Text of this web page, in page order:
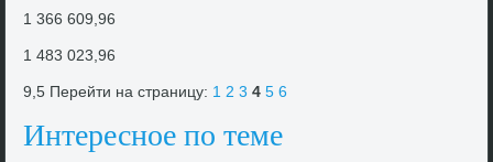
1 366 609,96
1 483 023,96
9,5 Перейти на страницу: 1 2 3 4 5 6
Интересное по теме